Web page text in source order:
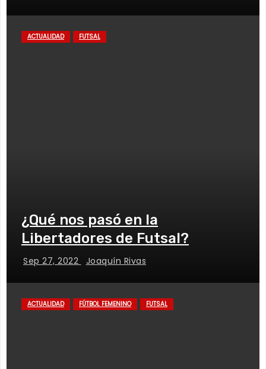
ACTUALIDAD FUTSAL
¿Qué nos pasó en la
Libertadores de Futsal?
Sep 27, 2022 Joaquín Rivas
ACTUALIDAD FÚTBOL FEMENINO FUTSAL